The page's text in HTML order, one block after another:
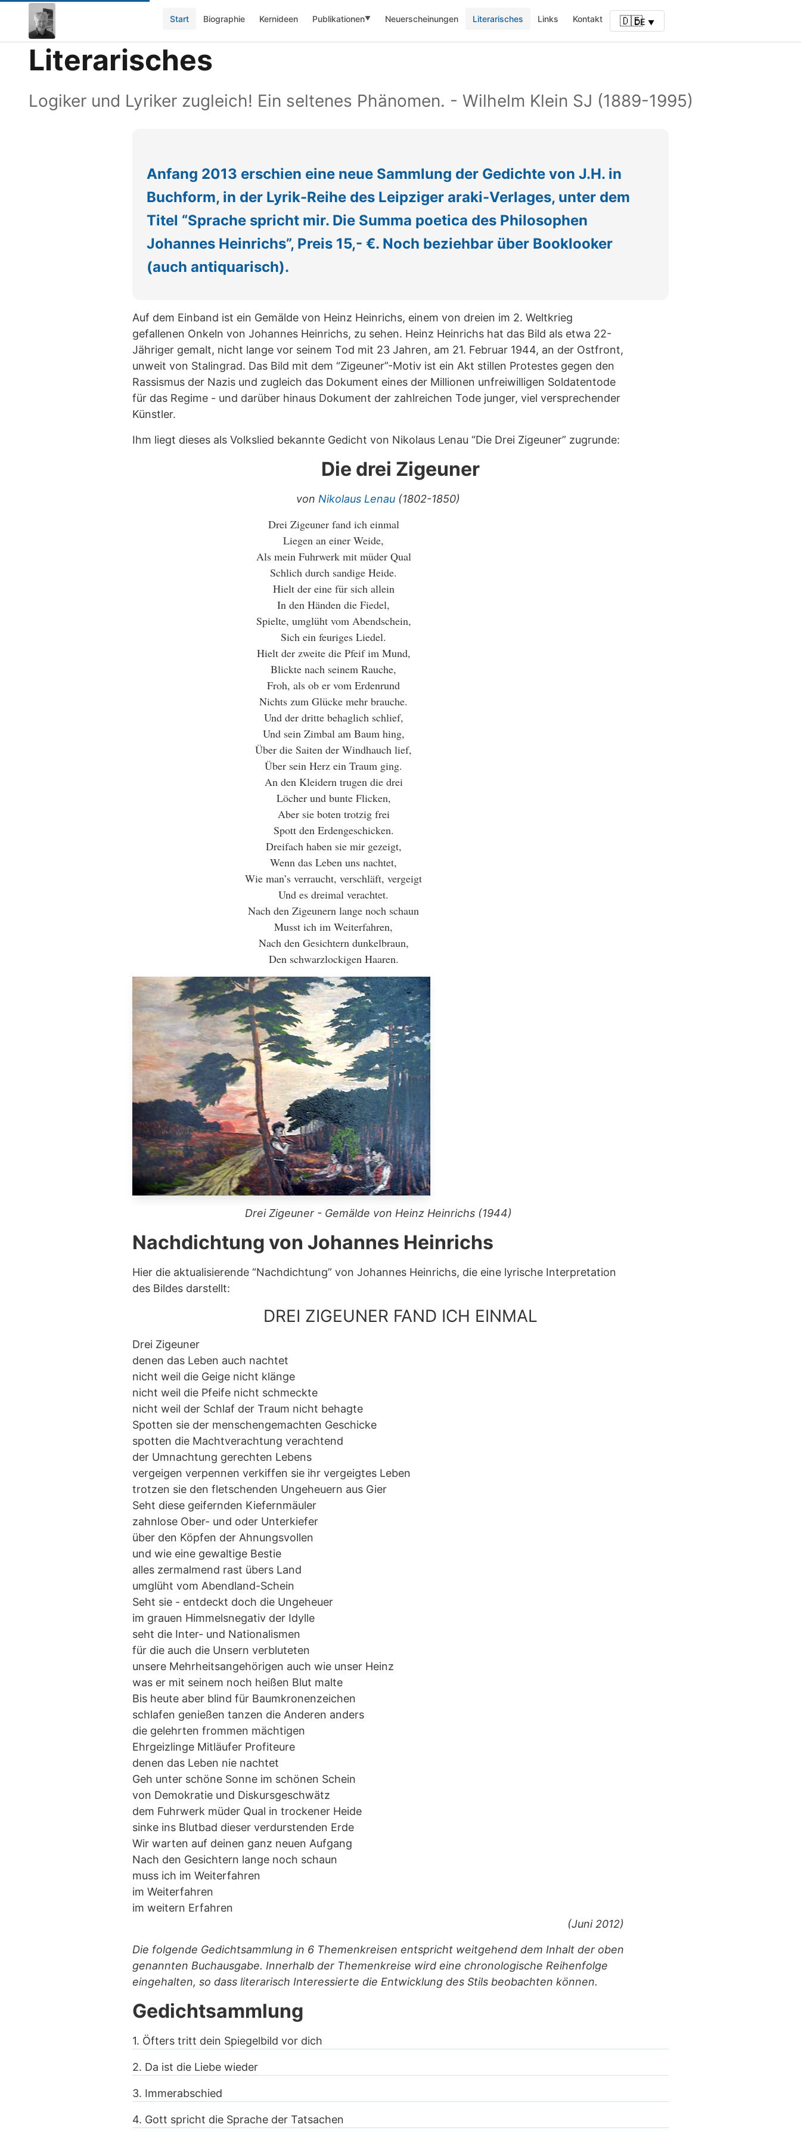
Start Biographie Kernideen Publikationen▼ Neuerscheinungen Literarisches Links Kontakt 🇩🇪
DE
Literarisches
Logiker und Lyriker zugleich! Ein seltenes Phänomen. - Wilhelm Klein SJ (1889-1995)
Anfang 2013 erschien eine neue Sammlung der Gedichte von J.H. in
Buchform, in der Lyrik-Reihe des Leipziger araki-Verlages, unter dem
Titel “Sprache spricht mir. Die Summa poetica des Philosophen
Johannes Heinrichs”, Preis 15,- €. Noch beziehbar über Booklooker
(auch antiquarisch).
Auf dem Einband ist ein Gemälde von Heinz Heinrichs, einem von dreien im 2. Weltkrieg
gefallenen Onkeln von Johannes Heinrichs, zu sehen. Heinz Heinrichs hat das Bild als etwa 22-
Jähriger gemalt, nicht lange vor seinem Tod mit 23 Jahren, am 21. Februar 1944, an der Ostfront,
unweit von Stalingrad. Das Bild mit dem “Zigeuner”-Motiv ist ein Akt stillen Protestes gegen den
Rassismus der Nazis und zugleich das Dokument eines der Millionen unfreiwilligen Soldatentode
für das Regime - und darüber hinaus Dokument der zahlreichen Tode junger, viel versprechender
Künstler.
Ihm liegt dieses als Volkslied bekannte Gedicht von Nikolaus Lenau “Die Drei Zigeuner” zugrunde:
Die drei Zigeuner
von Nikolaus Lenau (1802-1850)
Drei Zigeuner fand ich einmal
Liegen an einer Weide,
Als mein Fuhrwerk mit müder Qual
Schlich durch sandige Heide.
Hielt der eine für sich allein
In den Händen die Fiedel,
Spielte, umglüht vom Abendschein,
Sich ein feuriges Liedel.
Hielt der zweite die Pfeif im Mund,
Blickte nach seinem Rauche,
Froh, als ob er vom Erdenrund
Nichts zum Glücke mehr brauche.
Und der dritte behaglich schlief,
Und sein Zimbal am Baum hing,
Über die Saiten der Windhauch lief,
Über sein Herz ein Traum ging.
An den Kleidern trugen die drei
Löcher und bunte Flicken,
Aber sie boten trotzig frei
Spott den Erdengeschicken.
Dreifach haben sie mir gezeigt,
Wenn das Leben uns nachtet,
Wie man’s verraucht, verschläft, vergeigt
Und es dreimal verachtet.
Nach den Zigeunern lange noch schaun
Musst ich im Weiterfahren,
Nach den Gesichtern dunkelbraun,
Den schwarzlockigen Haaren.
Drei Zigeuner - Gemälde von Heinz Heinrichs (1944)
Nachdichtung von Johannes Heinrichs
Hier die aktualisierende “Nachdichtung” von Johannes Heinrichs, die eine lyrische Interpretation
des Bildes darstellt:
DREI ZIGEUNER FAND ICH EINMAL
Drei Zigeuner
denen das Leben auch nachtet
nicht weil die Geige nicht klänge
nicht weil die Pfeife nicht schmeckte
nicht weil der Schlaf der Traum nicht behagte
Spotten sie der menschengemachten Geschicke
spotten die Machtverachtung verachtend
der Umnachtung gerechten Lebens
vergeigen verpennen verkiffen sie ihr vergeigtes Leben
trotzen sie den fletschenden Ungeheuern aus Gier
Seht diese geifernden Kiefernmäuler
zahnlose Ober- und oder Unterkiefer
über den Köpfen der Ahnungsvollen
und wie eine gewaltige Bestie
alles zermalmend rast übers Land
umglüht vom Abendland-Schein
Seht sie - entdeckt doch die Ungeheuer
im grauen Himmelsnegativ der Idylle
seht die Inter- und Nationalismen
für die auch die Unsern verbluteten
unsere Mehrheitsangehörigen auch wie unser Heinz
was er mit seinem noch heißen Blut malte
Bis heute aber blind für Baumkronenzeichen
schlafen genießen tanzen die Anderen anders
die gelehrten frommen mächtigen
Ehrgeizlinge Mitläufer Profiteure
denen das Leben nie nachtet
Geh unter schöne Sonne im schönen Schein
von Demokratie und Diskursgeschwätz
dem Fuhrwerk müder Qual in trockener Heide
sinke ins Blutbad dieser verdurstenden Erde
Wir warten auf deinen ganz neuen Aufgang
Nach den Gesichtern lange noch schaun
muss ich im Weiterfahren
im Weiterfahren
im weitern Erfahren
(Juni 2012)
Die folgende Gedichtsammlung in 6 Themenkreisen entspricht weitgehend dem Inhalt der oben
genannten Buchausgabe. Innerhalb der Themenkreise wird eine chronologische Reihenfolge
eingehalten, so dass literarisch Interessierte die Entwicklung des Stils beobachten können.
Gedichtsammlung
1. Öfters tritt dein Spiegelbild vor dich
2. Da ist die Liebe wieder
3. Immerabschied
4. Gott spricht die Sprache der Tatsachen